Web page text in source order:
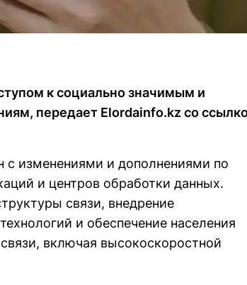
к социально значимым и
передает Elordainfo.kz со
с изменениями и дополнениями по
и центров обработки данных.
связи, внедрение
и обеспечение населения
включая высокоскоростной